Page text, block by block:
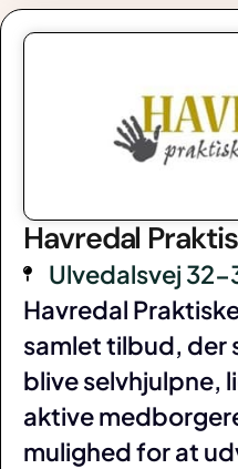
Havredal
Ulvedalsvej 32-
Havredal
samlet tilbud, der
blive selvhjulpne,
aktive
mulighed for at